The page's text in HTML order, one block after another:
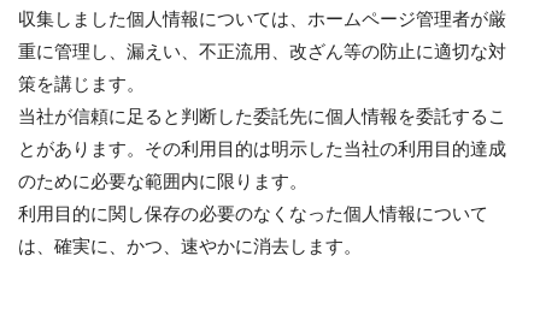
収集しました個人情報については、ホームページ管理者が厳
重に管理し、漏えい、不正流用、改ざん等の防止に適切な対
策を講じます。
当社が信頼に足ると判断した委託先に個人情報を委託するこ
とがあります。その利用目的は明示した当社の利用目的達成
のために必要な範囲内に限ります。
利用目的に関し保存の必要のなくなった個人情報について
は、確実に、かつ、速やかに消去します。